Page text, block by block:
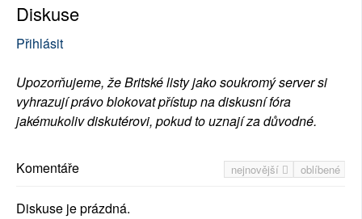
Diskuse
Přihlásit
Upozorňujeme, že Britské listy jako soukromý server si
vyhrazují právo blokovat přístup na diskusní fóra
jakémukoliv diskutérovi, pokud to uznají za důvodné.
nejnovější oblíbené
Komentáře
Diskuse je prázdná.